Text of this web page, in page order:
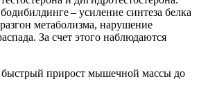
– усиление синтеза белка
метаболизма, нарушение
За счет этого наблюдаются
прирост мышечной массы до